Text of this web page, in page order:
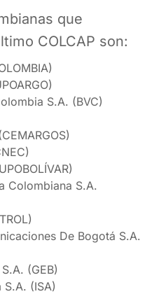
que
COLCAP son:
S.A. (BVC)
Colombiana S.A.
De Bogotá S.A.
(GEB)
(ISA)